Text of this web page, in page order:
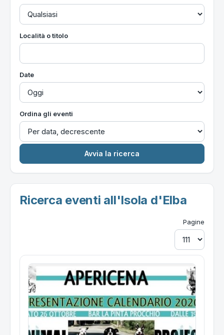
Località o titolo
Date
Ordina gli eventi
Ricerca eventi all'Isola d'Elba
Pagine